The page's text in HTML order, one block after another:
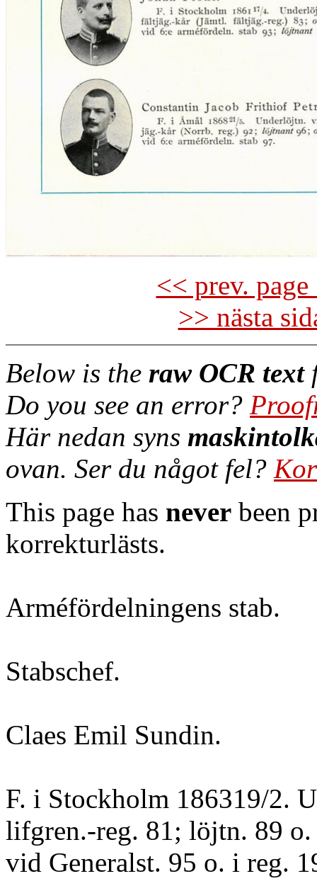
<< prev.
>> nästa
Below is the raw OCR text
Do you see an error?
Här nedan syns
ovan. Ser du något fel?
This page has never been
korrekturlästs.
Arméfördelningens stab.
Stabschef.
Claes Emil Sundin.
F. i Stockholm 186319/2.
lifgren.-reg. 81; löjtn. 89
vid Generalst. 95 o. i reg.